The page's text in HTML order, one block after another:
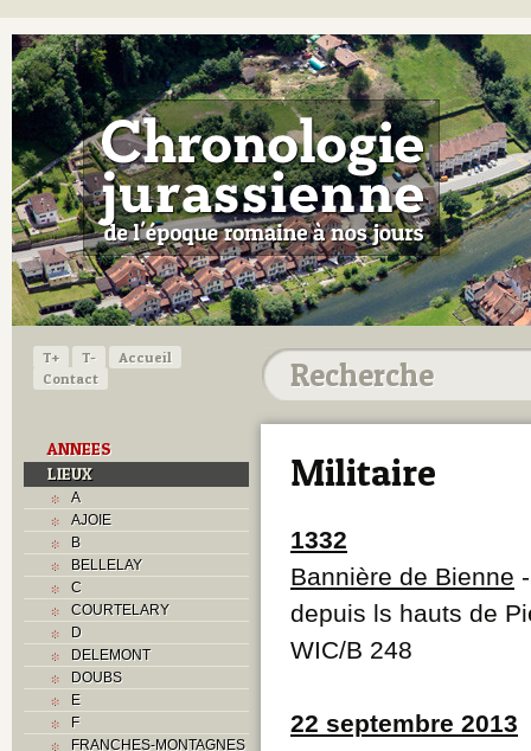
T+ T-
Accueil
Contact
ANNEES
LIEUX
A
AJOIE
B
BELLELAY
C
COURTELARY
D
DELEMONT
DOUBS
E
F
FRANCHES-MONTAGNES
Militaire
1332
Bannière de Bienne
depuis ls hauts de
WIC/B 248
22 septembre 2013